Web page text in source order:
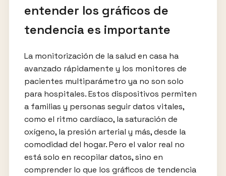
entender los gráficos de
tendencia es importante
La monitorización de la salud en casa ha
avanzado rápidamente y los monitores de
pacientes multiparámetro ya no son solo
para hospitales. Estos dispositivos permiten
a familias y personas seguir datos vitales,
como el ritmo cardíaco, la saturación de
oxígeno, la presión arterial y más, desde la
comodidad del hogar. Pero el valor real no
está solo en recopilar datos, sino en
comprender lo que los gráficos de tendencia